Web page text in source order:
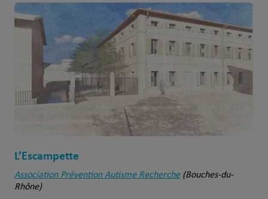
L’Escampette
Association Prévention Autisme Recherche(Bouches-du-
Rhône)